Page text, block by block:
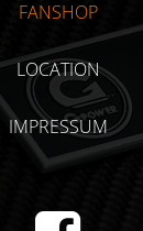
FANSHOP
LOCATION
IMPRESSUM